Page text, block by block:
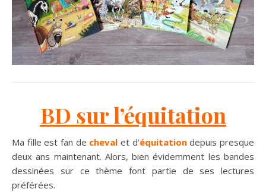
BD sur l’équitation
Ma fille est fan de cheval et d’équitation depuis presque
deux ans maintenant. Alors, bien évidemment les bandes
dessinées sur ce thème font partie de ses lectures
préférées.